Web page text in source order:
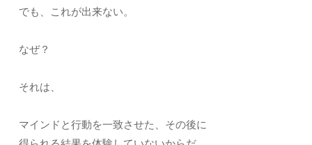
でも、これが出来ない。
なぜ？
それは、
マインドと行動を一致させた、その後に